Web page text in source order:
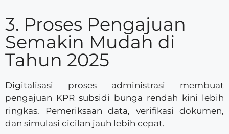
3. Proses Pengajuan
Semakin Mudah di
Tahun 2025
Digitalisasi proses administrasi membuat
pengajuan KPR subsidi bunga rendah kini lebih
ringkas. Pemeriksaan data, verifikasi dokumen,
dan simulasi cicilan jauh lebih cepat.